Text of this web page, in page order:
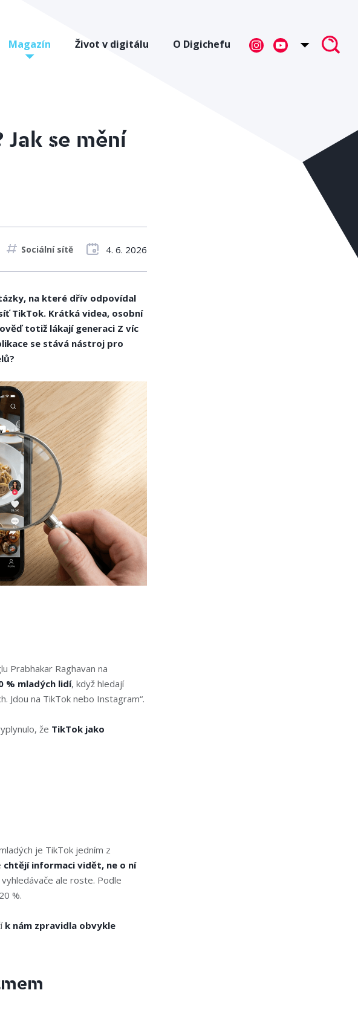
Magazín Život v digitálu O Digichefu
se mění
Sociální sítě 4. 6. 2026
na které dřív odpovídal
TikTok. Krátká videa, osobní
totiž lákají generaci Z víc
se stává nástroj pro
Prabhakar Raghavan na
% mladých lidí, když hledají
Jdou na TikTok nebo Instagram“.
že TikTok jako
je TikTok jedním z
chtějí informaci vidět, ne o ní
ale roste. Podle
%.
k nám zpravidla obvykle